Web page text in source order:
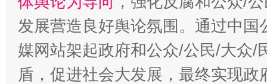
发展营造良好舆论氛围。通过中
媒网站架起政府和公众/公民/大众/
盾，促进社会大发展，最终实现